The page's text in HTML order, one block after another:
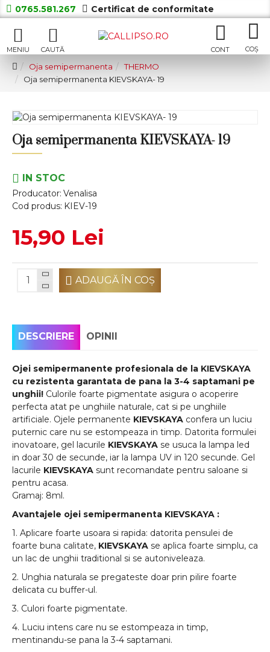
0765.581.267 Certificat de conformitate
Oja semipermanenta
THERMO
Oja semipermanenta KIEVSKAYA- 19
Oja semipermanenta KIEVSKAYA- 19
IN STOC
Producator: Venalisa
Cod produs: KIEV-19
15,90 Lei
ADAUGĂ ÎN COŞ
DESCRIERE OPINII
Ojei semipermanente profesionala de la KIEVSKAYA
cu rezistenta garantata de pana la 3-4 saptamani pe
unghii! Culorile foarte pigmentate asigura o acoperire
perfecta atat pe unghiile naturale, cat si pe unghiile
artificiale. Ojele permanente KIEVSKAYA confera un luciu
puternic care nu se estompeaza in timp. Datorita formulei
inovatoare, gel lacurile KIEVSKAYA se usuca la lampa led
in doar 30 de secunde, iar la lampa UV in 120 secunde. Gel
lacurile KIEVSKAYA sunt recomandate pentru saloane si
pentru acasa.
Gramaj: 8ml.
Avantajele ojei semipermanenta KIEVSKAYA :
1. Aplicare foarte usoara si rapida: datorita pensulei de
foarte buna calitate, KIEVSKAYA se aplica foarte simplu, ca
un lac de unghii traditional si se autoniveleaza.
2. Unghia naturala se pregateste doar prin pilire foarte
delicata cu buffer-ul.
3. Culori foarte pigmentate.
4. Luciu intens care nu se estompeaza in timp,
mentinandu-se pana la 3-4 saptamani.